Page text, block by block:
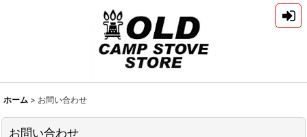
ホーム > お問い合わせ
お問い合わせ